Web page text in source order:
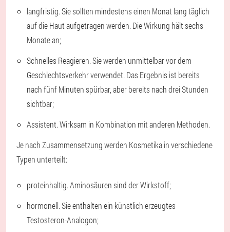
langfristig. Sie sollten mindestens einen Monat lang täglich
auf die Haut aufgetragen werden. Die Wirkung hält sechs
Monate an;
Schnelles Reagieren. Sie werden unmittelbar vor dem
Geschlechtsverkehr verwendet. Das Ergebnis ist bereits
nach fünf Minuten spürbar, aber bereits nach drei Stunden
sichtbar;
Assistent. Wirksam in Kombination mit anderen Methoden.
Je nach Zusammensetzung werden Kosmetika in verschiedene
Typen unterteilt:
proteinhaltig. Aminosäuren sind der Wirkstoff;
hormonell. Sie enthalten ein künstlich erzeugtes
Testosteron-Analogon;